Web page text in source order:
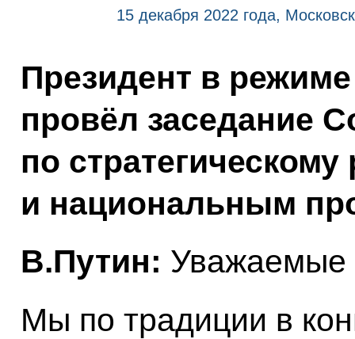
15 декабря 2022 года,
Президент в
провёл заседание
по
и национальным
В.Путин: Уважаемые
Мы по традиции в